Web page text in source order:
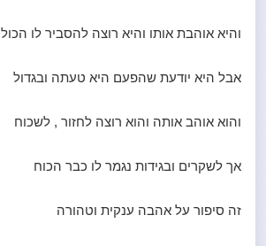
והיא אוהבת אותו והיא רוצה להסביר לו הכול
אבל היא יודעת שהפעם היא טעתה ובגדול
והוא אוהב אותה והוא רוצה לחזור , לשכוח
אך לשקרים ובגידות נגמר לו כבר הכוח
זה סיפור על אהבה ענקית וטהורה